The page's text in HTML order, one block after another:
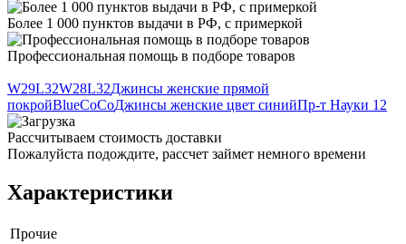
Более 1 000 пунктов выдачи в РФ, с примеркой
Профессиональная помощь в подборе товаров
W29L32W28L32Джинсы женские прямой
покройBlueCoCoДжинсы женские цвет синийПр-т Науки 12
Рассчитываем стоимость доставки
Пожалуйста подождите, рассчет займет немного времени
Характеристики
Прочие